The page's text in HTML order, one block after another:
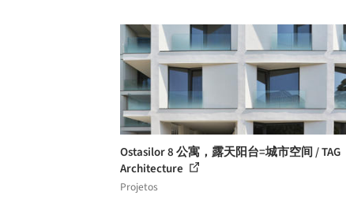
Ostasilor 8 公寓，露天阳台=城市空间 / TAG
Architecture
Projetos